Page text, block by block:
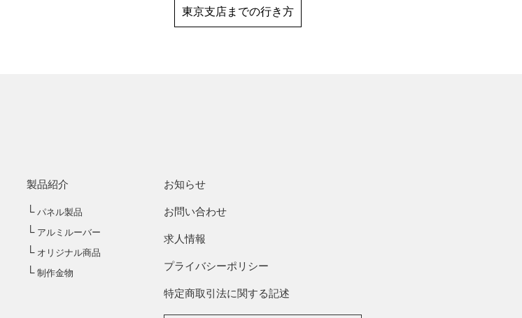
東京支店までの行き方
製品紹介
└ パネル製品
└ アルミルーバー
└ オリジナル商品
└ 制作金物
お知らせ
お問い合わせ
求人情報
プライバシーポリシー
特定商取引法に関する記述